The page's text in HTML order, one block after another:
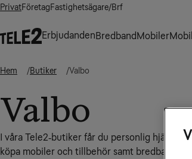
PrivatFöretagFastighetsägare/Brf
ErbjudandenBredbandMobiler
Hem Butiker Valbo
Valbo
I våra Tele2‑butiker får du personlig hjälp
köpa mobiler och tillbehör samt bredbands-